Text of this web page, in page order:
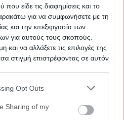
είδε τις διαφημίσεις και το
για να συμφωνήσετε με τη
και την επεξεργασία των
για αυτούς τους σκοπούς.
και να αλλάξετε τις επιλογές της
στιγμή επιστρέφοντας σε αυτόν
store information including but
behaviour. You may click to
Opt Outs
Sharing of my
Θεσσαλονίκης
Ημ. Διεξαγωγής:
σας για να λαμβάνετε